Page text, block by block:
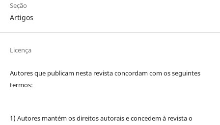
Seção
Artigos
Licença
Autores que publicam nesta revista concordam com os seguintes
termos:
1) Autores mantém os direitos autorais e concedem à revista o